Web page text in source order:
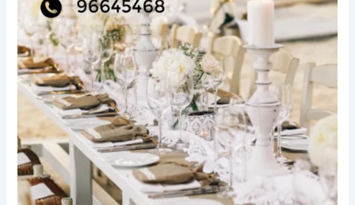
الكويت
|
96645468|
الاخوة
للضيافة